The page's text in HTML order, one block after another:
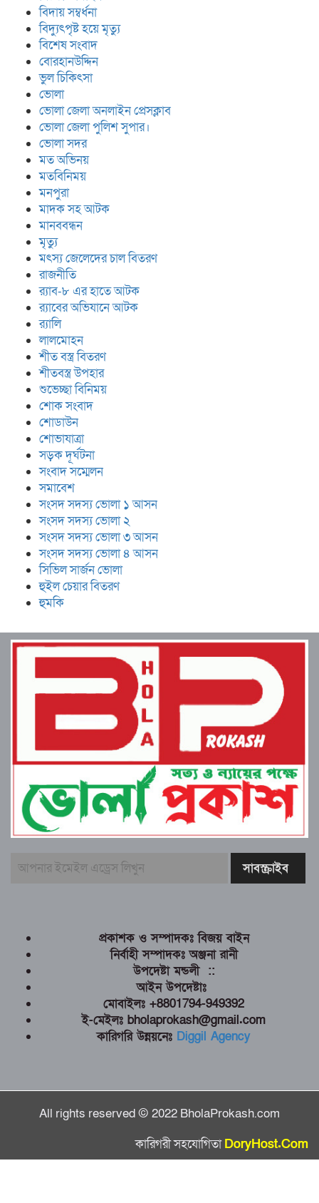
বিদায় সম্বর্ধনা
বিদ্যুৎপৃষ্ট হয়ে মৃত্যু
বিশেষ সংবাদ
বোরহানউদ্দিন
ভুল চিকিৎসা
ভোলা
ভোলা জেলা অনলাইন প্রেসক্লাব
ভোলা জেলা পুলিশ সুপার।
ভোলা সদর
মত অভিনয়
মতবিনিময়
মনপুরা
মাদক সহ আটক
মানববন্ধন
মৃত্যু
মৎস্য জেলেদের চাল বিতরণ
রাজনীতি
র‍্যাব-৮ এর হাতে আটক
র‍্যাবের অভিযানে আটক
র‍্যালি
লালমোহন
শীত বস্ত্র বিতরণ
শীতবস্ত্র উপহার
শুভেচ্ছা বিনিময়
শোক সংবাদ
শোডাউন
শোভাযাত্রা
সড়ক দূর্ঘটনা
সংবাদ সম্মেলন
সমাবেশ
সংসদ সদস্য ভোলা ১ আসন
সংসদ সদস্য ভোলা ২
সংসদ সদস্য ভোলা ৩ আসন
সংসদ সদস্য ভোলা ৪ আসন
সিভিল সার্জন ভোলা
হুইল চেয়ার বিতরণ
হুমকি
প্রকাশক ও সম্পাদকঃ বিজয় বাইন
নির্বাহী সম্পাদকঃ অঞ্জনা রানী
উপদেষ্টা মন্ডলী ::
আইন উপদেষ্টাঃ
মোবাইলঃ +8801794-949392
ই-মেইলঃ bholaprokash@gmail.com
কারিগরি উন্নয়নেঃ Diggil Agency
All rights reserved © 2022 BholaProkash.com
কারিগরী সহযোগিতাDoryHost.Com